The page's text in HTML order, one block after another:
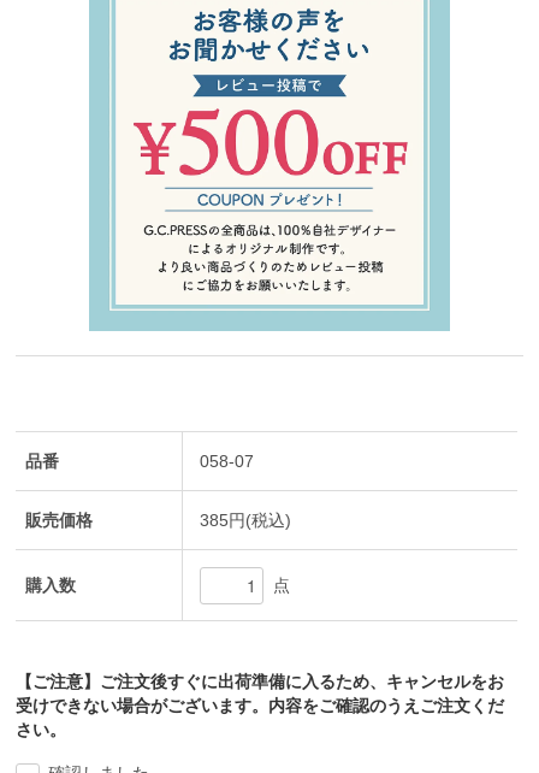
品番 058-07
販売価格 385円(税込)
購入数 点
【ご注意】ご注文後すぐに出荷準備に入るため、キャンセルをお
受けできない場合がございます。内容をご確認のうえご注文くだ
さい。